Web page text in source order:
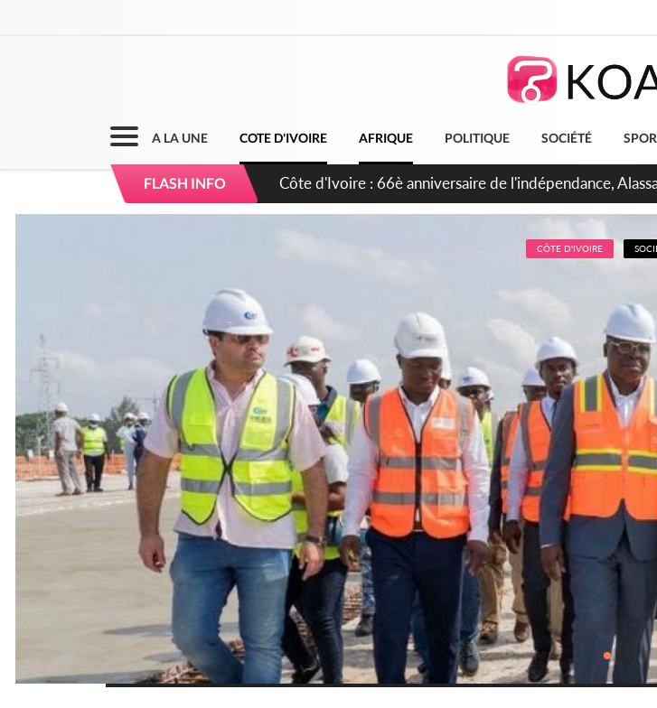
A LA UNE COTE D'IVOIRE AFRIQUE POLITIQUE SOCIÉTÉ
FLASH INFO
Côte d'Ivoire : À Abidjan, Amadou Oury Bah admire le
développement de la Guinée
CÔTE D'IVOIRE